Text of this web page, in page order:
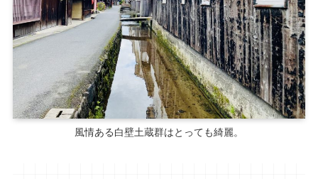
風情ある白壁土蔵群はとっても綺麗。